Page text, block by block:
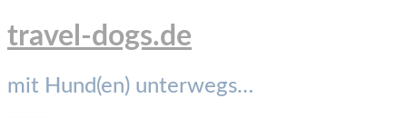
travel-dogs.de
mit Hund(en) unterwegs…